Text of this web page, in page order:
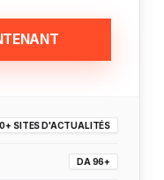
SITES D'ACTUALITÉS
DA 96+